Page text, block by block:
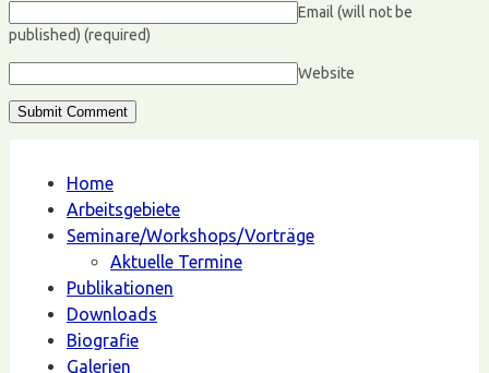
Email (will not be
published) (required)
Website
Home
Arbeitsgebiete
Seminare/Workshops/Vorträge
Aktuelle Termine
Publikationen
Downloads
Biografie
Galerien